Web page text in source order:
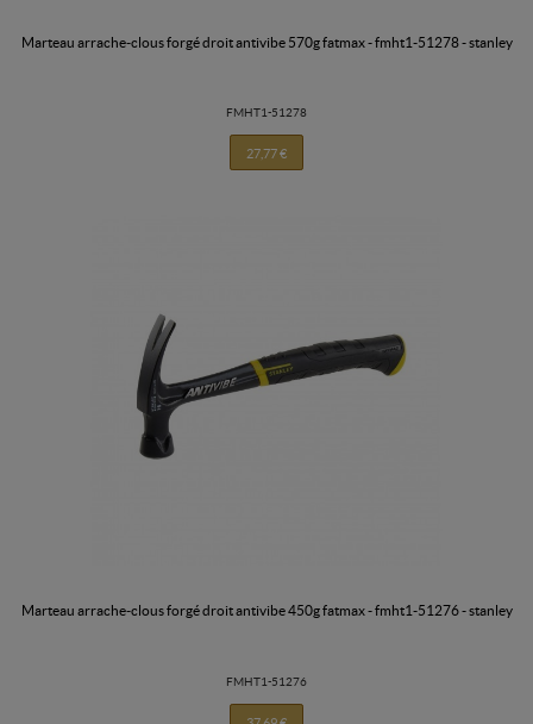
marteau arrache-clous forgé droit antivibe 570g fatmax - fmht1-51278 - stanley
FMHT1-51278
27,77 €
marteau arrache-clous forgé droit antivibe 450g fatmax - fmht1-51276 - stanley
FMHT1-51276